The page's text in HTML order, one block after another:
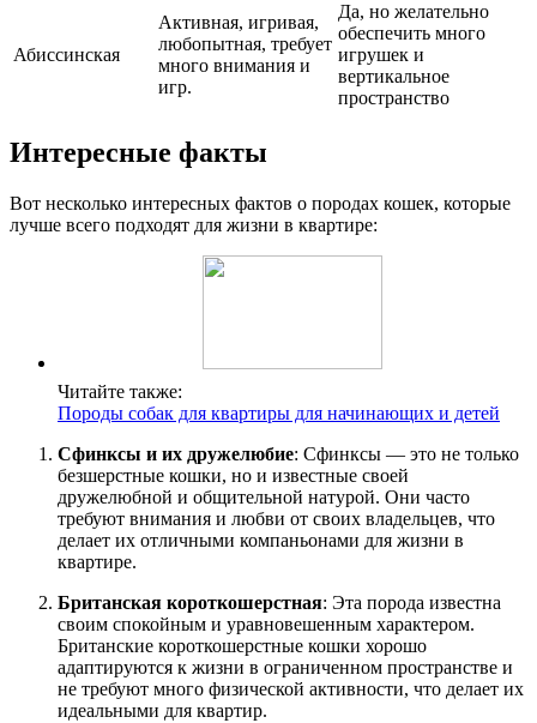
Абиссинская
Активная, игривая,
любопытная, требует
много внимания и
игр.
Да, но желательно
обеспечить много
игрушек и
вертикальное
пространство
Интересные факты
Вот несколько интересных фактов о породах кошек, которые
лучше всего подходят для жизни в квартире:
Читайте также:
Породы собак для квартиры для начинающих и детей
Сфинксы и их дружелюбие: Сфинксы — это не только
безшерстные кошки, но и известные своей
дружелюбной и общительной натурой. Они часто
требуют внимания и любви от своих владельцев, что
делает их отличными компаньонами для жизни в
квартире.
Британская короткошерстная: Эта порода известна
своим спокойным и уравновешенным характером.
Британские короткошерстные кошки хорошо
адаптируются к жизни в ограниченном пространстве и
не требуют много физической активности, что делает их
идеальными для квартир.